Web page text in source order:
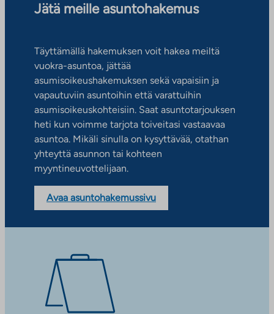
Jätä meille asuntohakemus
Täyttämällä hakemuksen voit hakea meiltä
vuokra-asuntoa, jättää
asumisoikeushakemuksen sekä vapaisiin ja
vapautuviin asuntoihin että varattuihin
asumisoikeuskohteisiin. Saat asuntotarjouksen
heti kun voimme tarjota toiveitasi vastaavaa
asuntoa. Mikäli sinulla on kysyttävää, otathan
yhteyttä asunnon tai kohteen
myyntineuvottelijaan.
Avaa asuntohakemussivu